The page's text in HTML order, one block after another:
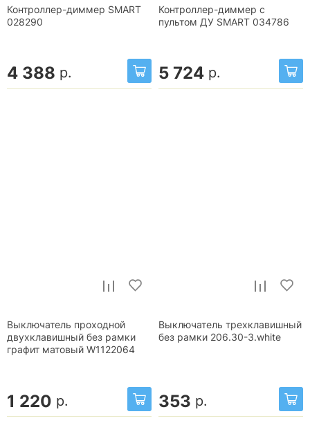
Контроллер-диммер SMART
028290
4 388 р.
Контроллер-диммер с
пультом ДУ SMART 034786
5 724 р.
Выключатель проходной
двухклавишный без рамки
графит матовый W1122064
1 220 р.
Выключатель трехклавишный
без рамки 206.30-3.white
353 р.